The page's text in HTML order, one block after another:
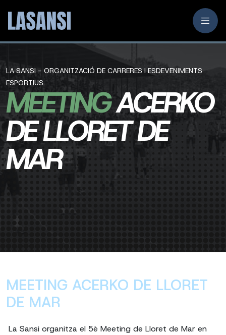
LA SANSI - ORGANITZACIÓ DE CARRERES I ESDEVENIMENTS
ESPORTIUS
MEETINGACERKO
DE LLORET DE
MAR
MEETING ACERKO DE LLORET
DE MAR
La Sansi organitza el 5è Meeting de Lloret de Mar en